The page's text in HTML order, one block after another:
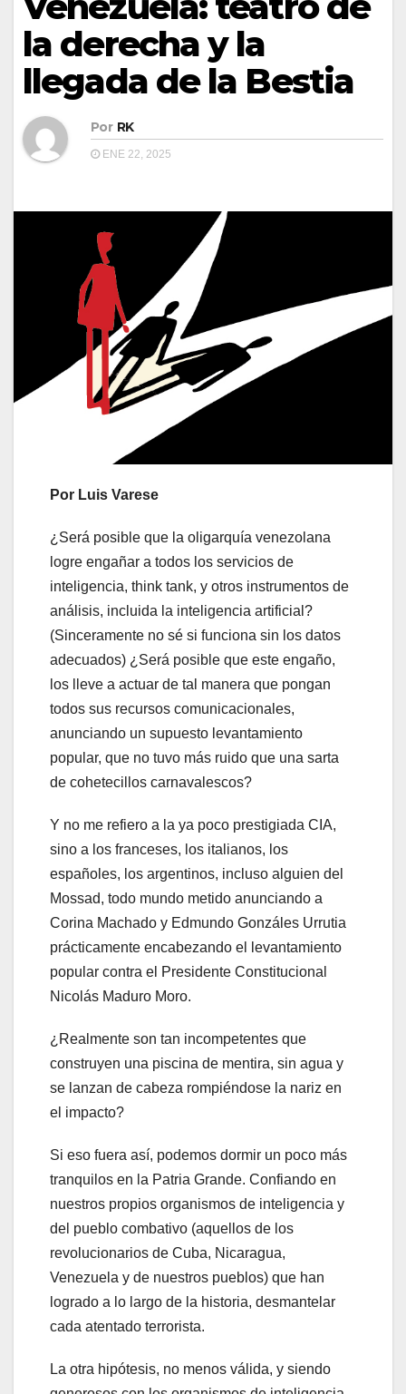
la derecha y la
llegada de la Bestia
Por RK
ENE 22, 2025
Por Luis Varese
¿Será posible que la oligarquía venezolana
logre engañar a todos los servicios de
inteligencia, think tank, y otros instrumentos de
análisis, incluida la inteligencia artificial?
(Sinceramente no sé si funciona sin los datos
adecuados) ¿Será posible que este engaño,
los lleve a actuar de tal manera que pongan
todos sus recursos comunicacionales,
anunciando un supuesto levantamiento
popular, que no tuvo más ruido que una sarta
de cohetecillos carnavalescos?
Y no me refiero a la ya poco prestigiada CIA,
sino a los franceses, los italianos, los
españoles, los argentinos, incluso alguien del
Mossad, todo mundo metido anunciando a
Corina Machado y Edmundo Gonzáles Urrutia
prácticamente encabezando el levantamiento
popular contra el Presidente Constitucional
Nicolás Maduro Moro.
¿Realmente son tan incompetentes que
construyen una piscina de mentira, sin agua y
se lanzan de cabeza rompiéndose la nariz en
el impacto?
Si eso fuera así, podemos dormir un poco más
tranquilos en la Patria Grande. Confiando en
nuestros propios organismos de inteligencia y
del pueblo combativo (aquellos de los
revolucionarios de Cuba, Nicaragua,
Venezuela y de nuestros pueblos) que han
logrado a lo largo de la historia, desmantelar
cada atentado terrorista.
La otra hipótesis, no menos válida, y siendo